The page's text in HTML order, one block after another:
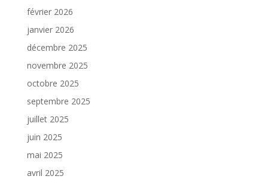
février 2026
janvier 2026
décembre 2025
novembre 2025
octobre 2025
septembre 2025
juillet 2025
juin 2025
mai 2025
avril 2025